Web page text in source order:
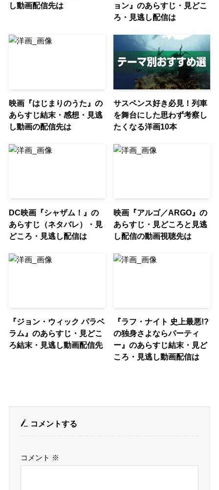
し動画配信先は
ョン』のあらすじ・見どこ
ろ・見逃し配信は
映画『はじまりのうた』の
あらすじ結末・感想・見逃
し動画の配信先は
サスペンス好き必見！列車
を舞台にした思わず考察し
たくなる洋画10本
DC映画『シャザム！』の
あらすじ（ネタバレ）・見
どころ・見逃し配信は
映画『アルゴ／ARGO』の
あらすじ・見どころと見逃
し配信の動画視聴先は
『ジョン・ウィック パラベ
ラム』のあらすじ・見どこ
ろ結末・見逃し動画配信先
『ラフ・ナイト 史上最悪!?
の独身さよならパーティ
ー』のあらすじ結末・見ど
ころ・見逃し動画配信は
コメントする
コメント ※